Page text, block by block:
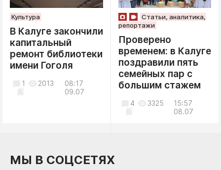
Культура
В Калуге закончили
капитальный
ремонт библиотеки
имени Гоголя
08:17
09.07
1 2013
Статьи, аналитика,
репортажи
Проверено
временем: в Калуге
поздравили пять
семейных пар с
большим стажем
15:57
08.07
4 3325
МЫ В СОЦСЕТЯХ